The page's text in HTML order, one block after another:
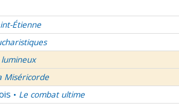
Étienne
Miséricorde
• Le combat ultime